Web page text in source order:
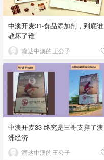
中澳开麦31-食品添加剂，到底谁
教坏了谁
溜达中澳的王公子
中澳开麦33-终究是三哥支撑了澳
洲经济
溜达中澳的王公子